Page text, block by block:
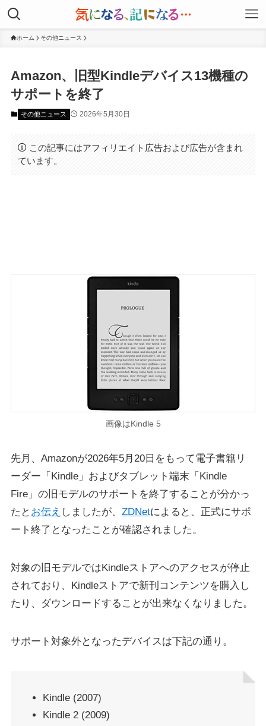
ホーム その他ニュース
Amazon、旧型Kindleデバイス13機種の
サポートを終了
その他ニュース 2026年5月30日
この記事にはアフィリエイト広告および広告が含まれ
ています。
画像はKindle 5
先月、Amazonが2026年5月20日をもって電子書籍リ
ーダー「Kindle」およびタブレット端末「Kindle
Fire」の旧モデルのサポートを終了することが分かっ
たと お伝え しましたが、 ZDNetによると、正式にサポ
ート終了となったことが確認されました。
対象の旧モデルではKindleストアへのアクセスが停止
されており、Kindleストアで新刊コンテンツを購入し
たり、ダウンロードすることが出来なくなりました。
サポート対象外となったデバイスは下記の通り。
Kindle (2007)
Kindle 2 (2009)